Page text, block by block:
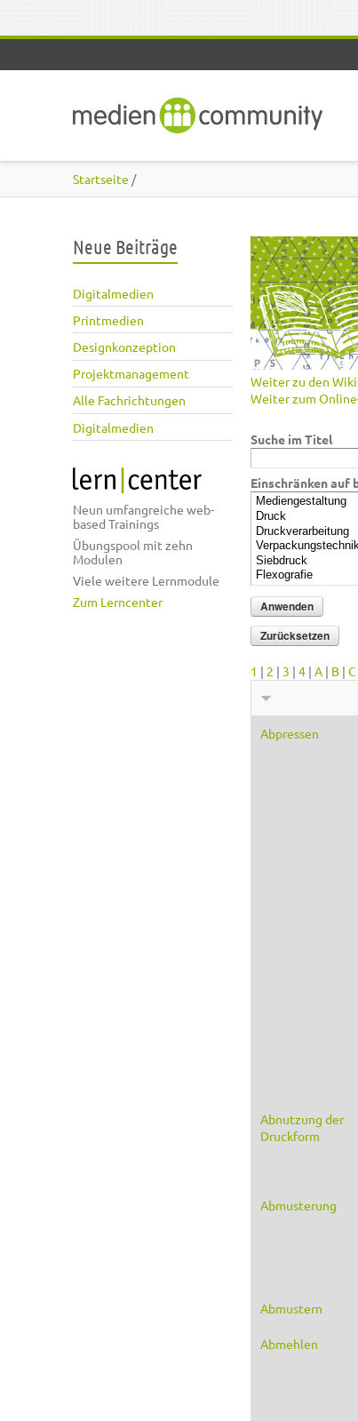
Startseite /
Neue Beiträge
Digitalmedien
Printmedien
Designkonzeption
Projektmanagement
Alle Fachrichtungen
Digitalmedien
Neun umfangreiche web-
based Trainings
Übungspool mit zehn
Modulen
Viele weitere Lernmodule
Zum Lerncenter
Weiter zu den
Weiter zum
Suche im Titel
Einschränken auf
1 | 2 | 3 | 4 | A | B | C
Abpressen
Abnutzung der
Druckform
Abmusterung
Abmustern
Abmehlen